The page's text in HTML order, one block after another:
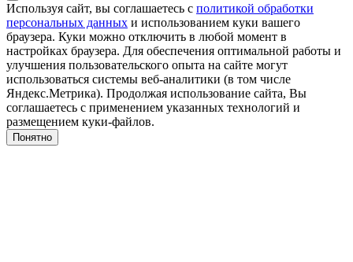
Используя сайт, вы соглашаетесь с политикой обработки
персональных данных и использованием куки вашего
браузера. Куки можно отключить в любой момент в
настройках браузера. Для обеспечения оптимальной работы и
улучшения пользовательского опыта на сайте могут
использоваться системы веб-аналитики (в том числе
Яндекс.Метрика). Продолжая использование сайта, Вы
соглашаетесь с применением указанных технологий и
размещением куки-файлов.
Понятно